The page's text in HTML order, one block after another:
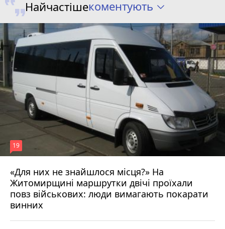
Найчастішекоментують
«Для них не знайшлося місця?» На
Житомирщині маршрутки двічі проїхали
повз військових: люди вимагають покарати
винних
19
17 липня 2026 р.